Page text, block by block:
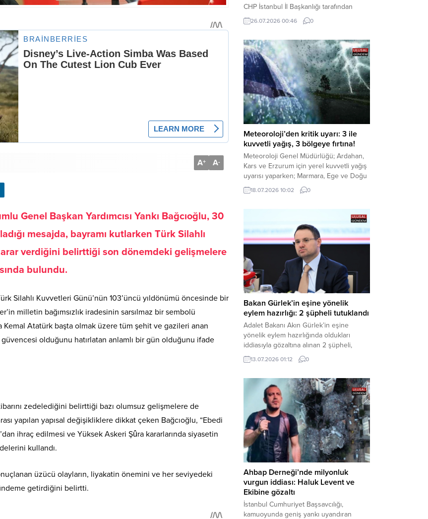
A+ A-
Genel Başkan Yardımcısı Yankı Bağcıoğlu, 30
mesajda, bayramı kutlarken Türk Silahlı
verdiğini belirttiği son dönemdeki gelişmelere
bulundu.
Silahlı Kuvvetleri Günü’nün 103’üncü yıldönümü öncesinde bir
milletin bağımsızlık iradesinin sarsılmaz bir sembolü
Atatürk başta olmak üzere tüm şehit ve gazileri anan
olduğunu hatırlatan anlamlı bir gün olduğunu ifade
zedelediğini belirttiği bazı olumsuz gelişmelere de
yapılan yapısal değişikliklere dikkat çeken Bağcıoğlu, “Ebedi
ihraç edilmesi ve Yüksek Askeri Şûra kararlarında siyasetin
kullandı.
üzücü olayların, liyakatin önemini ve her seviyedeki
getirdiğini belirtti.
CHP İstanbul İl Başkanlığı tarafından
düzenlenen Üye Katılım Töreni’nde
konuşan Kemal Kılıçdaroğlu; partinin
beşli çetelerle mücadeleden Aile
Destekleri Sigortası’na kadar birçok kritik
konuda sert ve net mesajlar verdi. Haber
Merkezi – CHP Genel Başkanı Kemal
Kılıçdaroğlu, Rauf Denktaş Kültür
Merkezi’nde gerçekleştirilen ve yeni
üyelere rozetlerinin takıldığı...
26.07.2026 00:46 0
Meteoroloji’den kritik uyarı: 3 ile
kuvvetli yağış, 3 bölgeye fırtına!
Meteoroloji Genel Müdürlüğü; Ardahan,
Kars ve Erzurum için yerel kuvvetli yağış
uyarısı yaparken; Marmara, Ege ve Doğu
Anadolu’nun belirli kesimlerinde ise
saatte 60 kilometre hıza ulaşabilecek
tedbirli olmaya çağırdı. Haber Merkezi –
Çevre, Şehircilik ve İklim Değişikliği
Bakanlığı Meteoroloji Genel Müdürlüğü,
ülke genelini kapsayan son hava...
18.07.2026 10:02 0
Bakan Gürlek’in eşine yönelik
eylem hazırlığı: 2 şüpheli tutuklandı
Adalet Bakanı Akın Gürlek’in eşine
yönelik eylem hazırlığında oldukları
iddiasıyla gözaltına alınan 2 şüpheli,
çıkarıldıkları mahkemece tutuklanarak
cezaevine gönderildi. Haber Merkezi –
tarafından yürütülen geniş kapsamlı
soruşturma çerçevesinde gözaltına
alınan şüphelilerin emniyetteki işlemleri
tamamlandı. Güvenlik birimlerindeki
sorgularının ardından yoğun güvenlik
önlemleri altında adliyeye sevk edilen
U.Y. ve...
13.07.2026 01:12 0
Ahbap Derneği’nde milyonluk
vurgun iddiası: Haluk Levent ve
Ekibine gözaltı
İstanbul Cumhuriyet Başsavcılığı,
kamuoyunda geniş yankı uyandıran